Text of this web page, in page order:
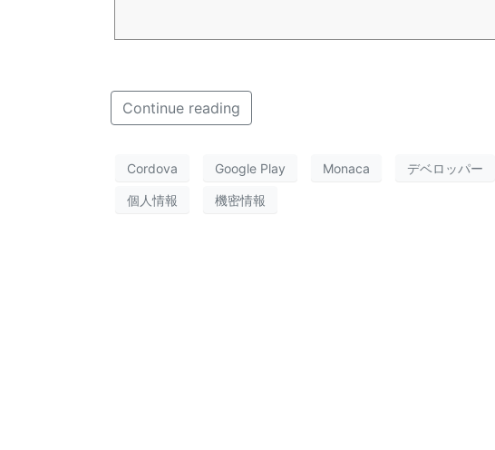
Continue reading
Cordova Google Play Monaca デベロッパー
個人情報 機密情報